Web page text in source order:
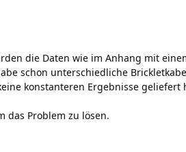
die Daten wie im Anhang mit
schon unterschiedliche
konstanteren Ergebnisse geliefert
das Problem zu lösen.